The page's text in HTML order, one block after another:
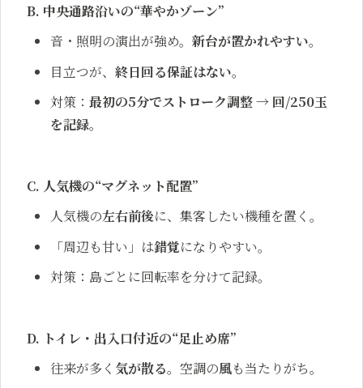
B. 中央通路沿いの“華やかゾーン”
音・照明の演出が強め。新台が置かれやすい。
目立つが、終日回る保証はない。
対策：最初の5分でストローク調整 → 回/250玉
を記録。
C. 人気機の“マグネット配置”
人気機の左右前後に、集客したい機種を置く。
「周辺も甘い」は錯覚になりやすい。
対策：島ごとに回転率を分けて記録。
D. トイレ・出入口付近の“足止め席”
往来が多く 気が散る。空調の風も当たりがち。